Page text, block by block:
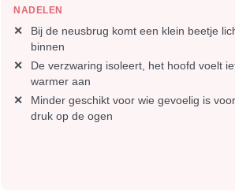
NADELEN
Bij de neusbrug komt een klein beetje
binnen
De verzwaring isoleert, het hoofd voelt
warmer aan
Minder geschikt voor wie gevoelig is voor
druk op de ogen